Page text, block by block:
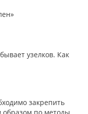
узелков. Как
закрепить